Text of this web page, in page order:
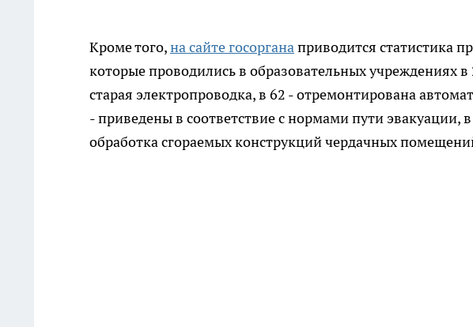
Кроме того,на сайте госорганаприводится статистика
которые проводились в образовательных учреждениях
старая электропроводка, в 62 - отремонтирована
- приведены в соответствие с нормами пути эвакуации,
обработка сгораемых конструкций чердачных